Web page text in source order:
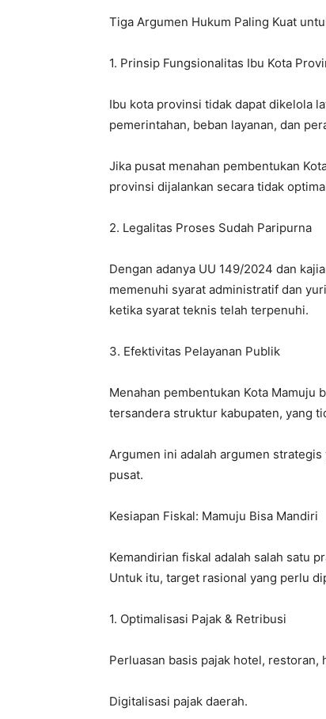
Tiga Argumen Hukum Paling Kuat
1. Prinsip Fungsionalitas Ibu Kota
Ibu kota provinsi tidak dapat dikelola
pemerintahan, beban layanan, dan
Jika pusat menahan pembentukan
provinsi dijalankan secara tidak
2. Legalitas Proses Sudah Paripurna
Dengan adanya UU 149/2024 dan
memenuhi syarat administratif dan
ketika syarat teknis telah terpenuhi.
3. Efektivitas Pelayanan Publik
Menahan pembentukan Kota
tersandera struktur kabupaten, yang
Argumen ini adalah argumen
pusat.
Kesiapan Fiskal: Mamuju Bisa Mandiri
Kemandirian fiskal adalah salah satu
Untuk itu, target rasional yang perlu
1. Optimalisasi Pajak & Retribusi
Perluasan basis pajak hotel, restoran,
Digitalisasi pajak daerah.